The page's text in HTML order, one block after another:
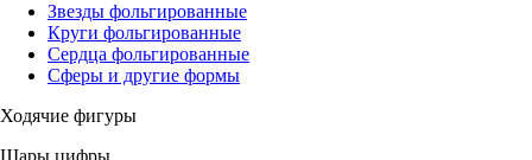
Звезды фольгированные
Круги фольгированные
Сердца фольгированные
Сферы и другие формы
Ходячие фигуры
Шары цифры